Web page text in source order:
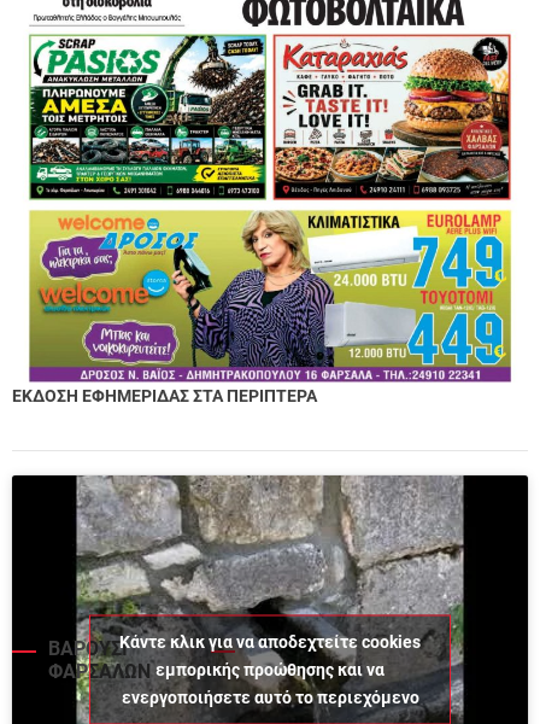
ΕΚΔΟΣΗ ΕΦΗΜΕΡΙΔΑΣ ΣΤΑ ΠΕΡΙΠΤΕΡΑ
ΒΑΡΟΥΣΙ
ΦΑΡΣΑΛΩΝ
Κάντε κλικ για να αποδεχτείτε cookies
εμπορικής προώθησης και να
ενεργοποιήσετε αυτό το περιεχόμενο